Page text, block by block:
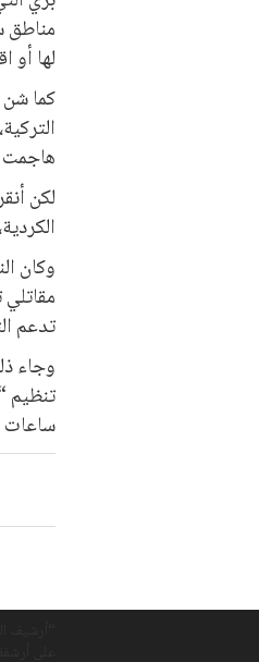
مناطق
لها أو
كما شن
هاجمت
لكن
وكان
تدعم
وجاء
تنظيم
ساعات